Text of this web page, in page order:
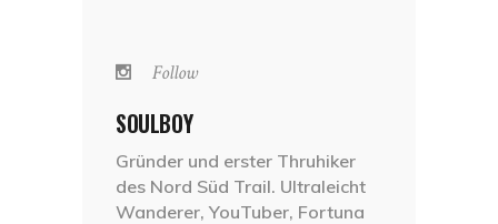
Follow
SOULBOY
Gründer und erster Thruhiker
des Nord Süd Trail. Ultraleicht
Wanderer, YouTuber, Fortuna